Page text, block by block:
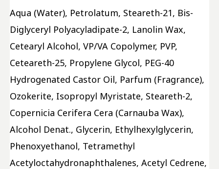
Aqua (Water), Petrolatum, Steareth-21, Bis-
Diglyceryl Polyacyladipate-2, Lanolin Wax,
Cetearyl Alcohol, VP/VA Copolymer, PVP,
Ceteareth-25, Propylene Glycol, PEG-40
Hydrogenated Castor Oil, Parfum (Fragrance),
Ozokerite, Isopropyl Myristate, Steareth-2,
Copernicia Cerifera Cera (Carnauba Wax),
Alcohol Denat., Glycerin, Ethylhexylglycerin,
Phenoxyethanol, Tetramethyl
Acetyloctahydronaphthalenes, Acetyl Cedrene,